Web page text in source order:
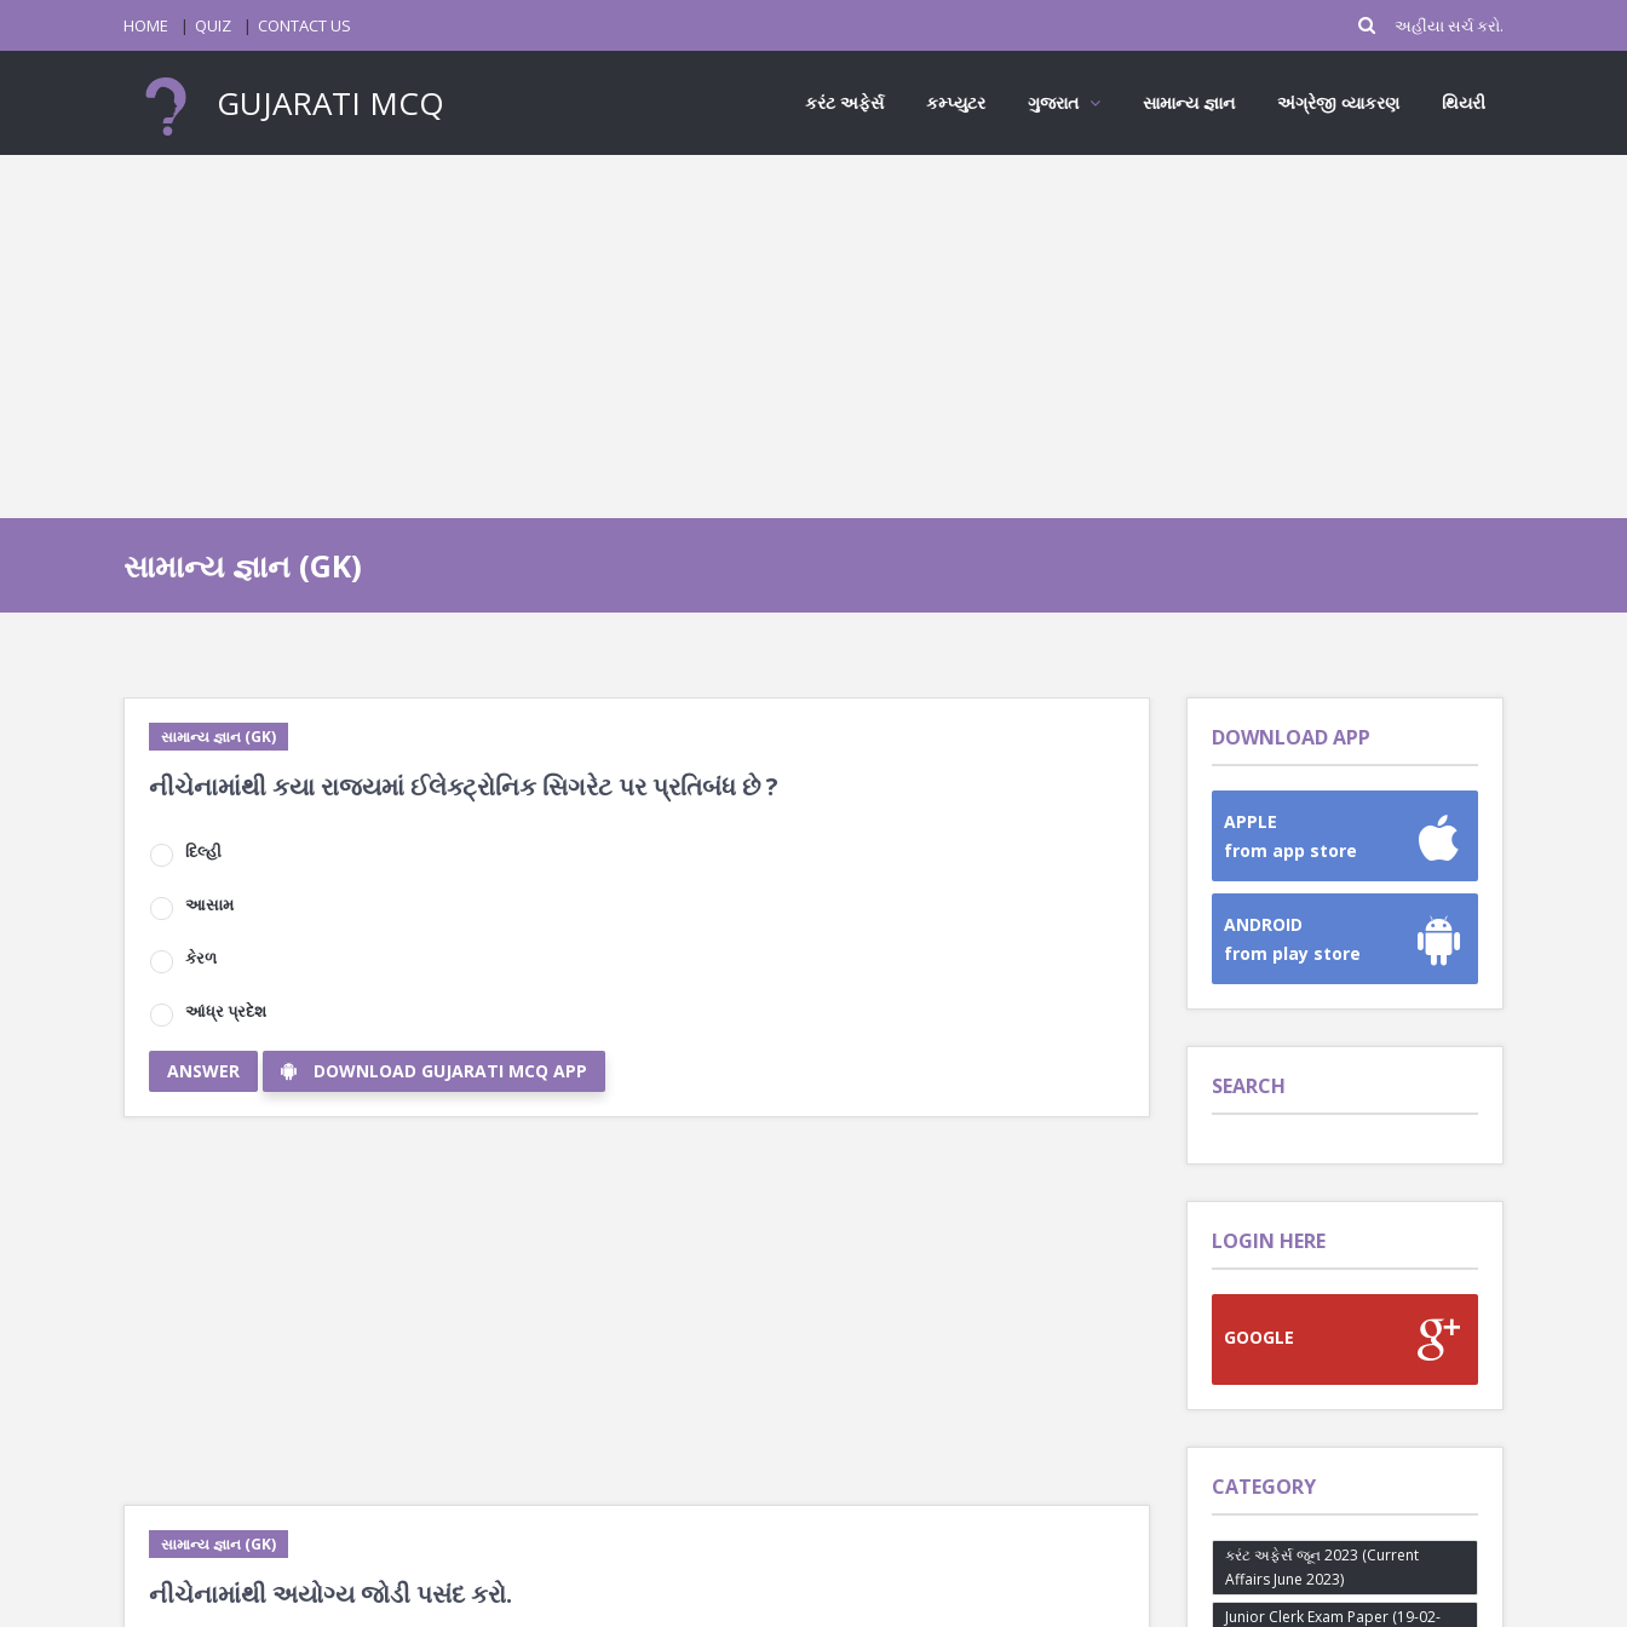
HOME QUIZ CONTACT US
GUJARATI MCQ કરંટ અફેર્સ કમ્પ્યુટર ગુજરાત સામાન્ય જ્ઞાન અંગ્રેજી વ્યાકરણ થિયરી
સામાન્ય જ્ઞાન (GK)
સામાન્ય જ્ઞાન (GK)
નીચેનામાંથી કયા રાજ્યમાં ઈલેક્ટ્રોનિક સિગરેટ પર પ્રતિબંધ છે ?
દિલ્હી
આસામ
કેરળ
આંધ્ર પ્રદેશ
ANSWER DOWNLOAD GUJARATI MCQ APP
સામાન્ય જ્ઞાન (GK)
નીચેનામાંથી અયોગ્ય જોડી પસંદ કરો.
DOWNLOAD APP
APPLE
from app store
ANDROID
from play store
SEARCH
LOGIN HERE
GOOGLE
CATEGORY
કરંટ અફેર્સ જૂન 2023 (Current
Affairs June 2023)
Junior Clerk Exam Paper (19-02-